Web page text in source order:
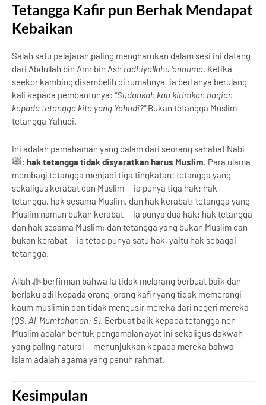
Tetangga Kafir pun Berhak Mendapat
Kebaikan
Salah satu pelajaran paling mengharukan dalam sesi ini datang
dari Abdullah bin Amr bin Ash radhiyallahu 'anhuma. Ketika
seekor kambing disembelih di rumahnya, ia bertanya berulang
kali kepada pembantunya: "Sudahkah kau kirimkan bagian
kepada tetangga kita yang Yahudi?"Bukan tetangga Muslim —
tetangga Yahudi.
Ini adalah pemahaman yang dalam dari seorang sahabat Nabi
ﷺ: hak tetangga tidak disyaratkan harus Muslim. Para ulama
membagi tetangga menjadi tiga tingkatan: tetangga yang
sekaligus kerabat dan Muslim — ia punya tiga hak: hak
tetangga, hak sesama Muslim, dan hak kerabat; tetangga yang
Muslim namun bukan kerabat — ia punya dua hak: hak tetangga
dan hak sesama Muslim; dan tetangga yang bukan Muslim dan
bukan kerabat — ia tetap punya satu hak, yaitu hak sebagai
tetangga.
Allah ﷻ berfirman bahwa Ia tidak melarang berbuat baik dan
berlaku adil kepada orang-orang kafir yang tidak memerangi
kaum muslimin dan tidak mengusir mereka dari negeri mereka
(QS. Al-Mumtahanah: 8). Berbuat baik kepada tetangga non-
Muslim adalah bentuk pengamalan ayat ini sekaligus dakwah
yang paling natural — menunjukkan kepada mereka bahwa
Islam adalah agama yang penuh rahmat.
Kesimpulan